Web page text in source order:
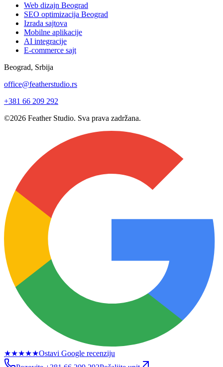
Web dizajn Beograd
SEO optimizacija Beograd
Izrada sajtova
Mobilne aplikacije
AI integracije
E-commerce sajt
Beograd, Srbija
office@featherstudio.rs
+381 66 209 292
©2026 Feather Studio. Sva prava zadržana.
★★★★★Ostavi Google recenziju